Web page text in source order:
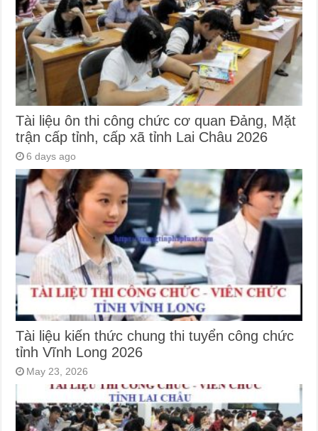
Tài liệu ôn thi công chức cơ quan Đảng, Mặt
trận cấp tỉnh, cấp xã tỉnh Lai Châu 2026
6 days ago
Tài liệu kiến thức chung thi tuyển công chức
tỉnh Vĩnh Long 2026
May 23, 2026